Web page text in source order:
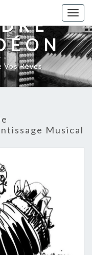
Vos Rêves
Musical